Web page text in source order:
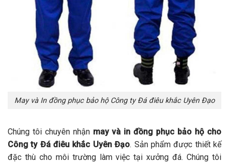
May và In đồng phục bảo hộ Công ty Đá điêu khắc Uyên Đạo
Chúng tôi chuyên nhận may và in đồng phục bảo hộ cho
Công ty Đá điêu khắc Uyên Đạo. Sản phẩm được thiết kế
đặc thù cho môi trường làm việc tại xưởng đá. Chúng tôi